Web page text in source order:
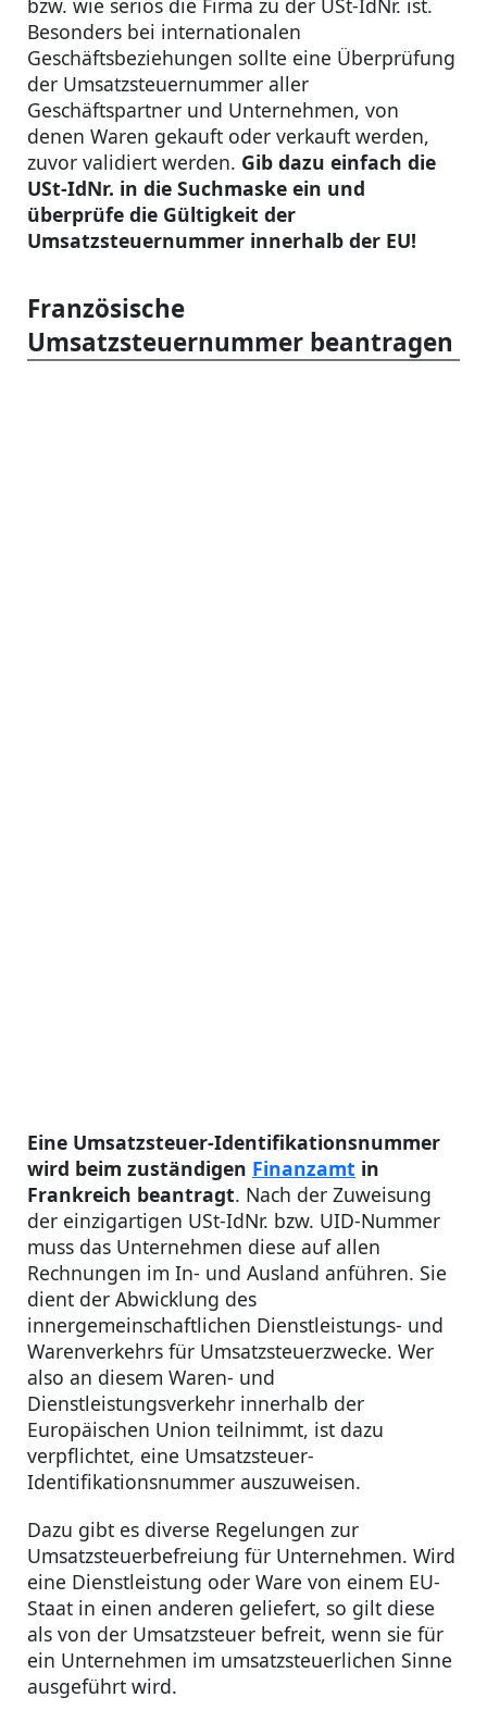
bzw. wie seriös die Firma zu der USt-IdNr. ist.
Besonders bei internationalen
Geschäftsbeziehungen sollte eine Überprüfung
der Umsatzsteuernummer aller
Geschäftspartner und Unternehmen, von
denen Waren gekauft oder verkauft werden,
zuvor validiert werden. Gib dazu einfach die
USt-IdNr. in die Suchmaske ein und
überprüfe die Gültigkeit der
Umsatzsteuernummer innerhalb der EU!
Französische
Umsatzsteuernummer beantragen
Eine Umsatzsteuer-Identifikationsnummer
wird beim zuständigen Finanzamt in
Frankreich beantragt. Nach der Zuweisung
der einzigartigen USt-IdNr. bzw. UID-Nummer
muss das Unternehmen diese auf allen
Rechnungen im In- und Ausland anführen. Sie
dient der Abwicklung des
innergemeinschaftlichen Dienstleistungs- und
Warenverkehrs für Umsatzsteuerzwecke. Wer
also an diesem Waren- und
Dienstleistungsverkehr innerhalb der
Europäischen Union teilnimmt, ist dazu
verpflichtet, eine Umsatzsteuer-
Identifikationsnummer auszuweisen.
Dazu gibt es diverse Regelungen zur
Umsatzsteuerbefreiung für Unternehmen. Wird
eine Dienstleistung oder Ware von einem EU-
Staat in einen anderen geliefert, so gilt diese
als von der Umsatzsteuer befreit, wenn sie für
ein Unternehmen im umsatzsteuerlichen Sinne
ausgeführt wird.